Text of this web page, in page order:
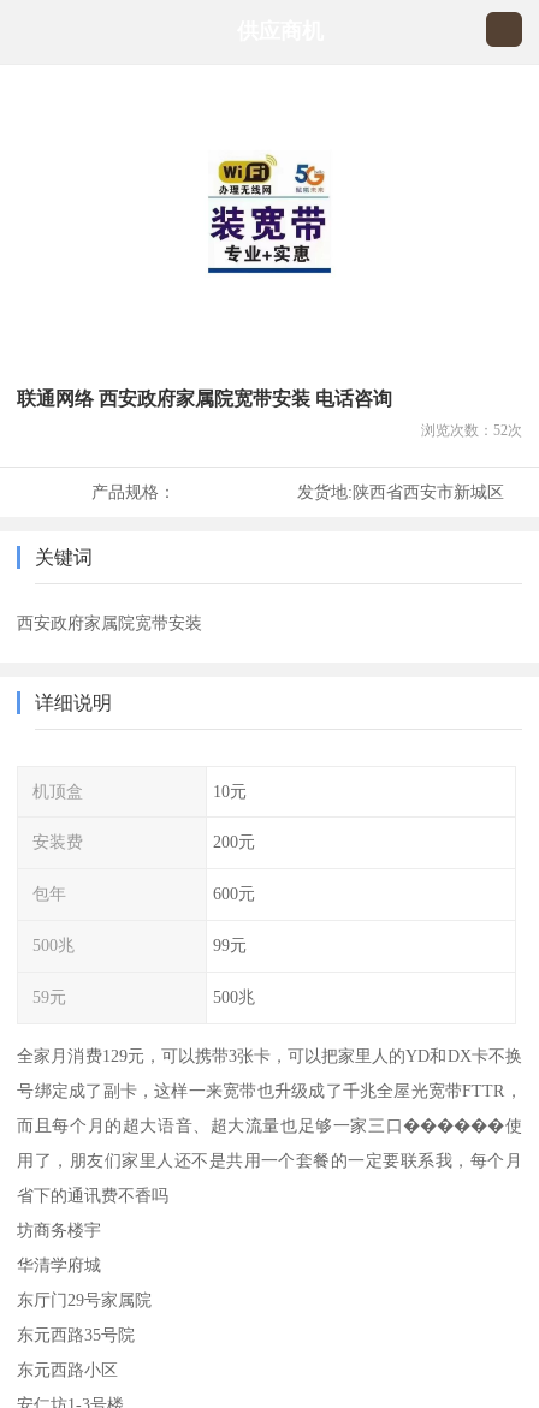
联通网络 西安政府家属院宽带安装 电话咨询
浏览次数： 52次
产品规格： 发货地:陕西省西安市新城区
关键词
西安政府家属院宽带安装
详细说明
机顶盒 10元
安装费 200元
包年 600元
500兆 99元
59元 500兆
全家月消费129元，可以携带3张卡，可以把家里人的YD和DX卡不换
号绑定成了副卡，这样一来宽带也升级成了千兆全屋光宽带FTTR，
而且每个月的超大语音、超大流量也足够一家三口������使
用了，朋友们家里人还不是共用一个套餐的一定要联系我，每个月
省下的通讯费不香吗
坊商务楼宇
华清学府城
东厅门29号家属院
东元西路35号院
东元西路小区
安仁坊1-3号楼